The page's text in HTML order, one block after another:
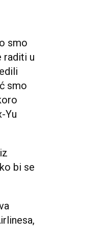
smo
raditi u
smo
Yu
bi se